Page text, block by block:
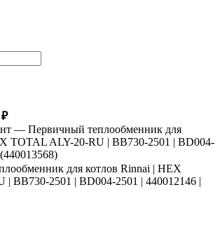
₽
— Первичный теплообменник для
TOTAL ALY-20-RU | BB730-2501 | BD004-
для котлов Rinnai | HEX
| BB730-2501 | BD004-2501 | 440012146 |